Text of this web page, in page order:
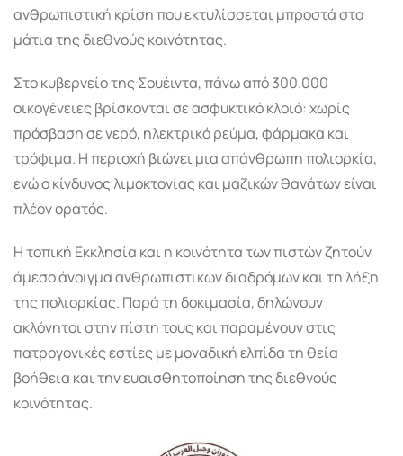
ανθρωπιστική κρίση που εκτυλίσσεται μπροστά στα
μάτια της διεθνούς κοινότητας.
Στο κυβερνείο της Σουέιντα, πάνω από 300.000
οικογένειες βρίσκονται σε ασφυκτικό κλοιό: χωρίς
πρόσβαση σε νερό, ηλεκτρικό ρεύμα, φάρμακα και
τρόφιμα. Η περιοχή βιώνει μια απάνθρωπη πολιορκία,
ενώ ο κίνδυνος λιμοκτονίας και μαζικών θανάτων είναι
πλέον ορατός.
Η τοπική Εκκλησία και η κοινότητα των πιστών ζητούν
άμεσο άνοιγμα ανθρωπιστικών διαδρόμων και τη λήξη
της πολιορκίας. Παρά τη δοκιμασία, δηλώνουν
ακλόνητοι στην πίστη τους και παραμένουν στις
πατρογονικές εστίες με μοναδική ελπίδα τη θεία
βοήθεια και την ευαισθητοποίηση της διεθνούς
κοινότητας.